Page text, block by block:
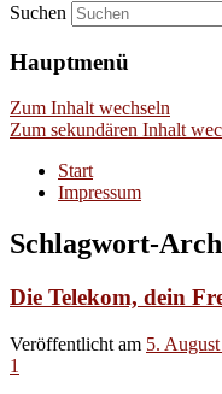
Suchen
Hauptmenü
Zum Inhalt wechseln
Zum sekundären Inhalt
Start
Impressum
Schlagwort-
Die Telekom, dein
Veröffentlicht am 5.
1